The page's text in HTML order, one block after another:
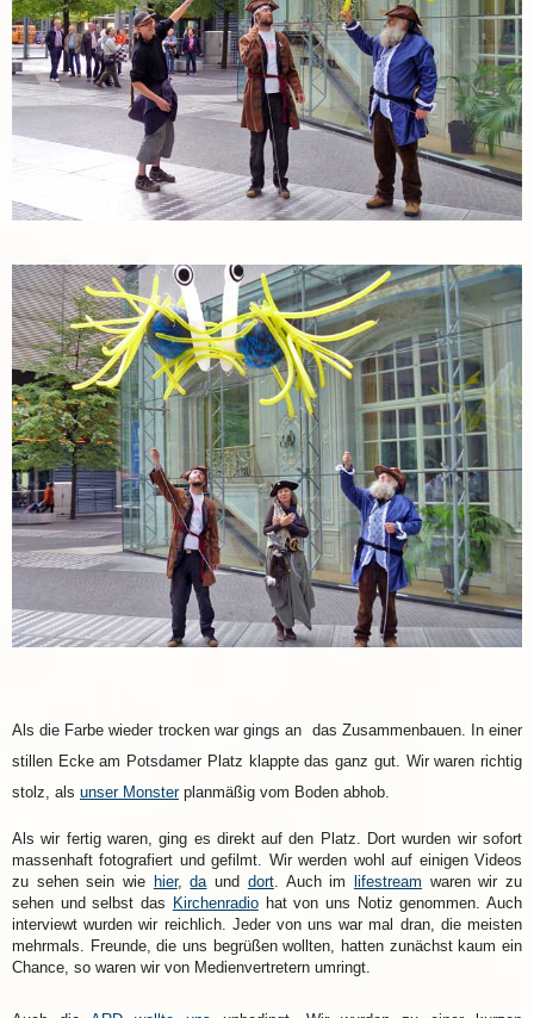
Als die Farbe wieder trocken war gings an das Zusammenbauen. In einer
stillen Ecke am Potsdamer Platz klappte das ganz gut. Wir waren richtig
stolz, als unser Monsterplanmäßig vom Boden abhob.
Als wir fertig waren, ging es direkt auf den Platz. Dort wurden wir sofort
massenhaft fotografiert und gefilmt. Wir werden wohl auf einigen Videos
zu sehen sein wie hier,daund dort. Auch im lifestream waren wir zu
sehen und selbst das Kirchenradiohat von uns Notiz genommen. Auch
interviewt wurden wir reichlich. Jeder von uns war mal dran, die meisten
mehrmals. Freunde, die uns begrüßen wollten, hatten zunächst kaum ein
Chance, so waren wir von Medienvertretern umringt.